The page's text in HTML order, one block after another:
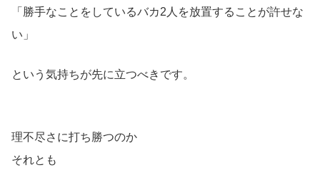
「勝手なことをしているバカ2人を放置することが許せな
い」
という気持ちが先に立つべきです。
理不尽さに打ち勝つのか
それとも